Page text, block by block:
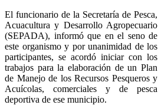
El funcionario de la Secretaría de Pesca,
Acuacultura y Desarrollo Agropecuario
(SEPADA), informó que en el seno de
este organismo y por unanimidad de los
participantes, se acordó iniciar con los
trabajos para la elaboración de un Plan
de Manejo de los Recursos Pesqueros y
Acuícolas, comerciales y de pesca
deportiva de ese municipio.